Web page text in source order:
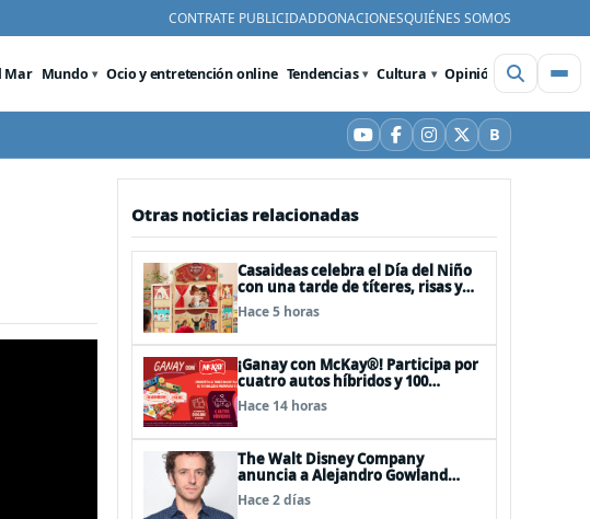
CONTRATE PUBLICIDADDONACIONESQUIÉNES SOMOS
Mar Mundo Ocio y entretención online Tendencias Cultura Opinión Videos
YouTube
Facebook
Instagram
X BBluesky
Otras noticias relacionadas
Casaideas celebra el Día del Niño
con una tarde de títeres, risas y
sorpresas en el Mall Plaza Vespucio
Hace 5 horas
¡Ganay con McKay®! Participa por
cuatro autos híbridos y 100
premios de $500.000
Hace 14 horas
The Walt Disney Company
anuncia a Alejandro Gowland
como Director de Ad Sales &
Partnerships para el Cono Sur
Hace 2 días